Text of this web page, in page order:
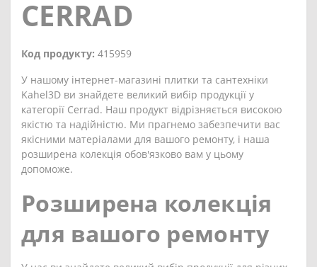
CERRAD
Код продукту: 415959
У нашому інтернет-магазині плитки та сантехніки
Kahel3D ви знайдете великий вибір продукції у
категорії Cerrad. Наш продукт відрізняється високою
якістю та надійністю. Ми прагнемо забезпечити вас
якісними матеріалами для вашого ремонту, і наша
розширена колекція обов'язково вам у цьому
допоможе.
Розширена колекція
для вашого ремонту